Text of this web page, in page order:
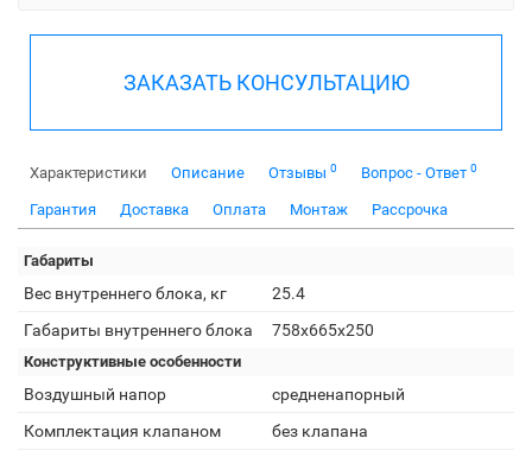
ЗАКАЗАТЬ КОНСУЛЬТАЦИЮ
Характеристики Описание Отзывы 0 Вопрос - Ответ 0
Гарантия Доставка Оплата Монтаж Рассрочка
Габариты
Вес внутреннего блока, кг
25.4
Габариты внутреннего блока
758x665x250
Конструктивные особенности
Воздушный напор
средненапорный
Комплектация клапаном
без клапана